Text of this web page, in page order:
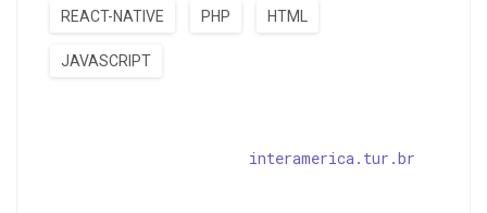
REACT-NATIVE PHP HTML
JAVASCRIPT
interamerica.tur.br